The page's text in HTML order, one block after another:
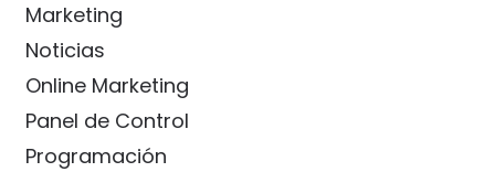
Marketing
Noticias
Online Marketing
Panel de Control
Programación